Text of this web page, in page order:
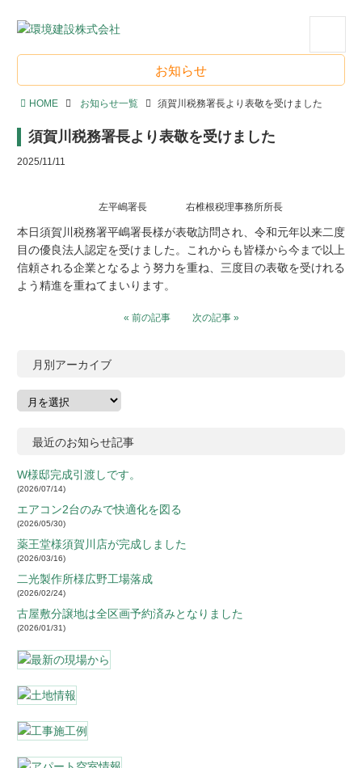
スタッフブログ
最新の現場から
お問い合わせ
お知らせ
HOME お知らせ一覧 須賀川税務署長より表敬を受けました
須賀川税務署長より表敬を受けました
2025/11/11
左平嶋署長 右椎根税理事務所所長
本日須賀川税務署平嶋署長様が表敬訪問され、令和元年以来二度
目の優良法人認定を受けました。これからも皆様から今まで以上
信頼される企業となるよう努力を重ね、三度目の表敬を受けれる
よう精進を重ねてまいります。
« 前の記事 次の記事 »
月別アーカイブ
最近のお知らせ記事
W様邸完成引渡しです。
2026/07/14
エアコン2台のみで快適化を図る
2026/05/30
薬王堂様須賀川店が完成しました
2026/03/16
二光製作所様広野工場落成
2026/02/24
古屋敷分譲地は全区画予約済みとなりました
2026/01/31